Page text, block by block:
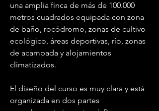
una amplia finca de más de 100.000
metros cuadrados equipada con zona
de baño, rocódromo, zonas de cultivo
ecológico, áreas deportivas, río, zonas
de acampada y alojamientos
climatizados.
El diseño del curso es muy clara y está
organizada en dos partes